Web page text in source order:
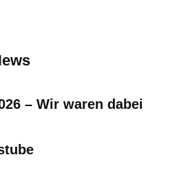
– Wir waren dabei